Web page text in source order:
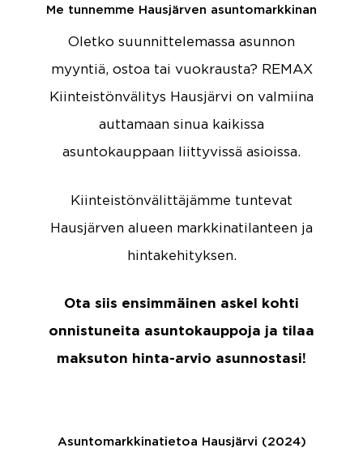
Me tunnemme Hausjärven asuntomarkkinan
Oletko suunnittelemassa asunnon
myyntiä, ostoa tai vuokrausta? REMAX
Kiinteistönvälitys Hausjärvi on valmiina
auttamaan sinua kaikissa
asuntokauppaan liittyvissä asioissa.
Kiinteistönvälittäjämme tuntevat
Hausjärven alueen markkinatilanteen ja
hintakehityksen.
Ota siis ensimmäinen askel kohti
onnistuneita asuntokauppoja ja tilaa
maksuton hinta-arvio asunnostasi!
Asuntomarkkinatietoa Hausjärvi (2024)